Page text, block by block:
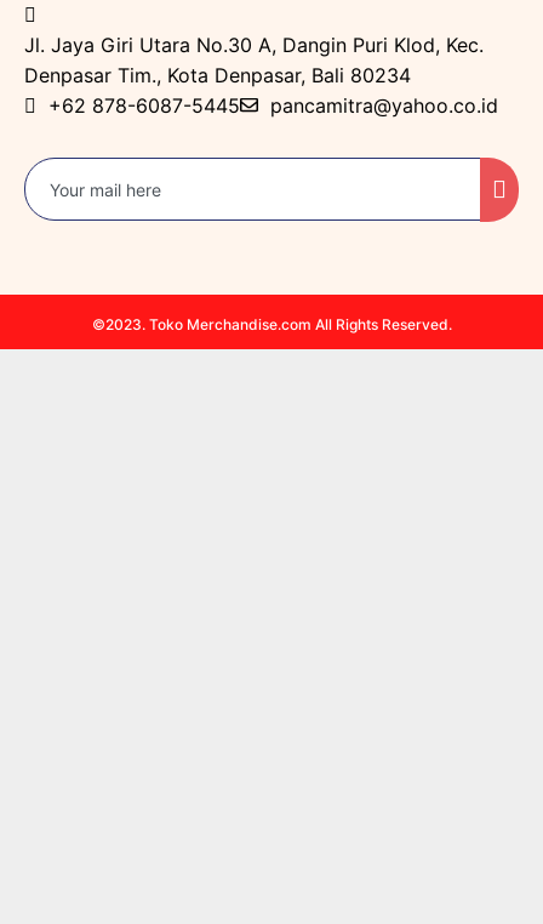
Jl. Jaya Giri Utara No.30 A, Dangin Puri Klod, Kec.
Denpasar Tim., Kota Denpasar, Bali 80234
+62 878-6087-5445
pancamitra@yahoo.co.id
©2023. Toko Merchandise.com All Rights Reserved.